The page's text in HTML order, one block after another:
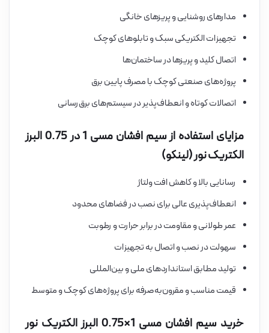
مدارهای روشنایی و پریزهای خانگی
تجهیزات الکتریکی سبک و تابلوهای کوچک
اتصال کلید و پریزها در ساختمان‌ها
پروژه‌های صنعتی کوچک با مصرف پایین برق
اتصالات کوتاه و انعطاف‌پذیر در سیستم‌های برق‌رسانی
مزایای استفاده از سیم افشان مسی 1 در 0.75 البرز
الکتریک نور (لینکو)
رسانایی بالا و کاهش افت ولتاژ
انعطاف‌پذیری عالی برای نصب در فضاهای محدود
عمر طولانی و مقاومت در برابر حرارت و رطوبت
سهولت در نصب و اتصال به تجهیزات
تولید مطابق استانداردهای ملی و بین‌المللی
قیمت مناسب و مقرون‌به‌صرفه برای پروژه‌های کوچک و متوسط
خرید سیم افشان مسی 1×0.75 البرز الکتریک نور